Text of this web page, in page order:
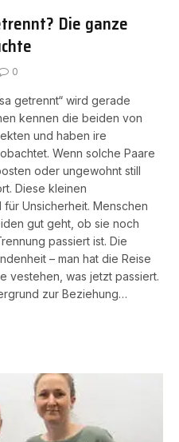
Die ganze
0
getrennt“ wird gerade
kennen die beiden von
und haben ire
Wenn solche Paare
oder ungewohnt still
Diese kleinen
Unsicherheit. Menschen
gut geht, ob sie noch
passiert ist. Die
– man hat die Reise
vestehen, was jetzt passiert.
zur Beziehung…